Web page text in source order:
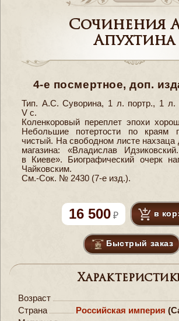
Сочинения
Апухтина
4-е посмертное, доп.
Тип. А.С. Суворина, 1 л. портр., 1
V c.
Коленкоровый переплет эпохи
Небольшие потертости по краям
чистый. На свободном листе
магазина: «Владислав
в Киеве». Биографический очерк
Чайковским.
См.-Сок. № 2430 (7-е изд.).
16 500 в
Быстрый заказ
Возраст
Страна
Российская империя